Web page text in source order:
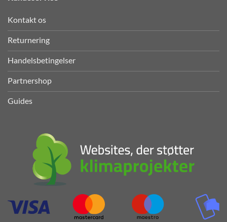
Kontakt os
Returnering
Handelsbetingelser
Partnershop
Guides